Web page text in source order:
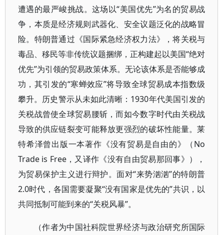
遭遇的最严峻挑战。这场以“美国优先”为名的贸易战
争，本质是经济规则武器化、安全议题泛化的战略冒
险。特朗普通过《国际紧急经济权力法》，将关税与
毒品、移民等非传统议题捆绑，正构建起以美国“绝对
优先”为引领的贸易政策体系。无论该体系是否能够成
功，其引发的“寒蝉效应”将导致全球贸易成本指数级
攀升。历史警示从未如此清晰：1930年代美国引发的
关税战曾使全球贸易腰斩，而如今数字时代由关税战
导致的供应链裂变可能释放更强烈的破坏性能量。莱
特希泽曾出版一本著作《没有贸易是自由的》（No
Trade is Free，又译作《没有自由贸易那回事》），
为贸易保护主义进行辩护。面对“来势汹汹”的特朗普
2.0时代，各国需要凝聚“没有国家是优先的”共识，以
共同抵制可能到来的“关税风暴”。
（作者为中国社科院世界经济与政治研究所国际